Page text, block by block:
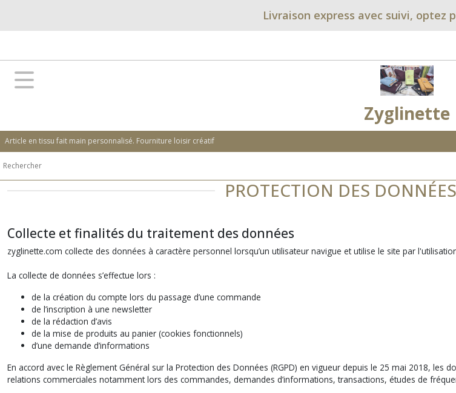
Livraison express avec suivi, optez
Zyglinette
Article en tissu fait main personnalisé. Fourniture loisir créatif
PROTECTION DES
Collecte et finalités du traitement des données
zyglinette.com collecte des données à caractère personnel lorsqu’un utilisateur navigue et utilise le site par
La collecte de données s’effectue lors :
de la création du compte lors du passage d’une commande
de l’inscription à une newsletter
de la rédaction d’avis
de la mise de produits au panier (cookies fonctionnels)
d’une demande d’informations
En accord avec le Règlement Général sur la Protection des Données (RGPD) en vigueur depuis le 25 mai 2018,
relations commerciales notamment lors des commandes, demandes d’informations, transactions, études de